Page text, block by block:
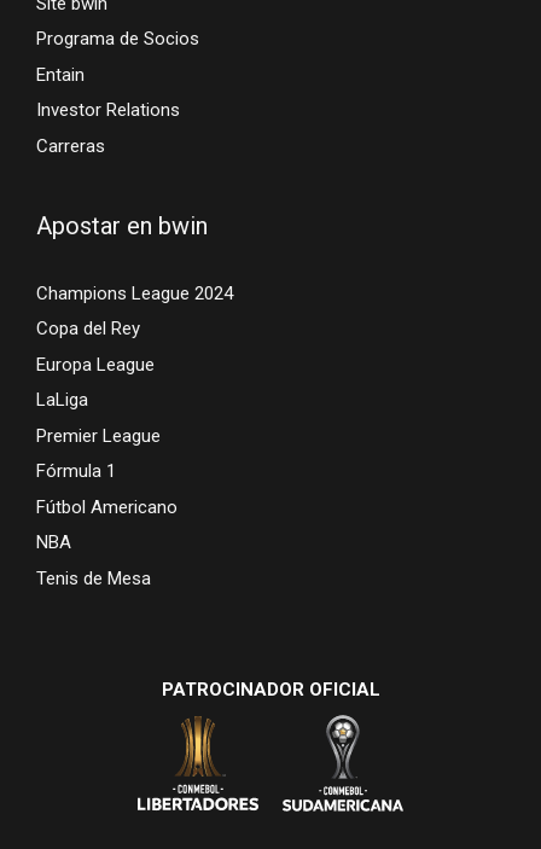
Programa de Socios
Entain
Investor Relations
Carreras
Apostar en bwin
Champions League 2024
Copa del Rey
Europa League
LaLiga
Premier League
Fórmula 1
Fútbol Americano
NBA
Tenis de Mesa
PATROCINADOR OFICIAL